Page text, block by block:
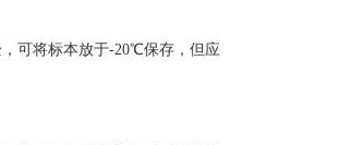
可将标本放于-20℃保存，但应